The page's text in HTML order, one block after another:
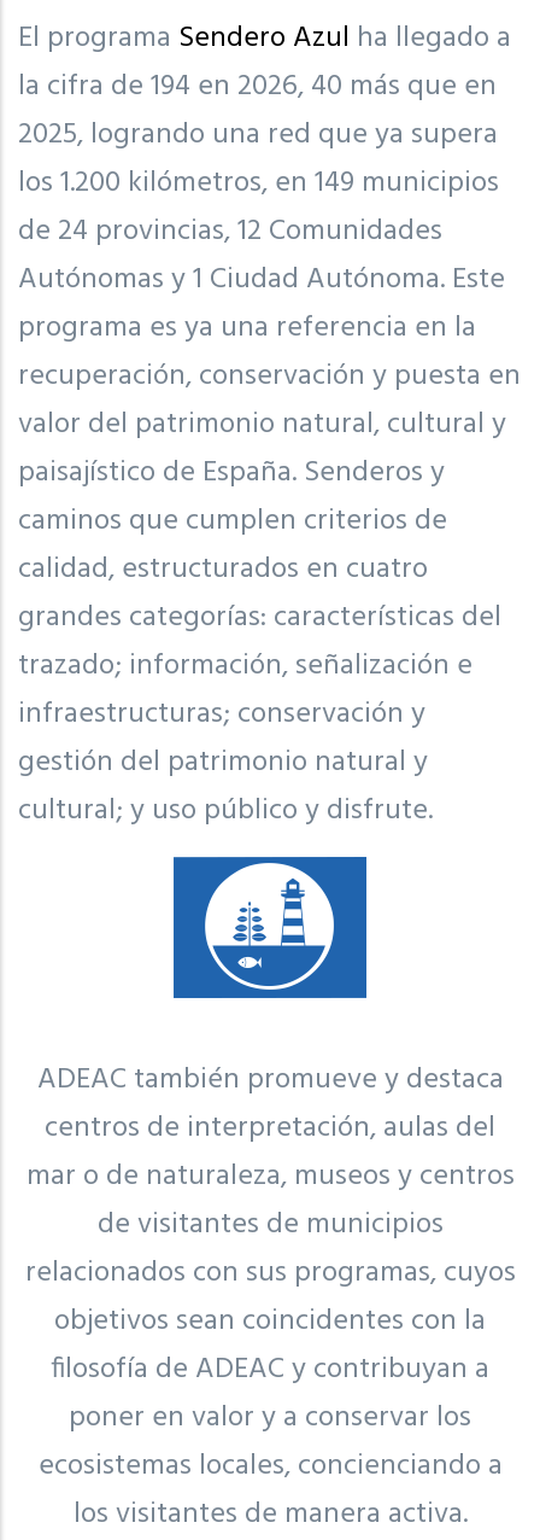
El programa Sendero Azul ha llegado a
la cifra de 194 en 2026, 40 más que en
2025, logrando una red que ya supera
los 1.200 kilómetros, en 149 municipios
de 24 provincias, 12 Comunidades
Autónomas y 1 Ciudad Autónoma. Este
programa es ya una referencia en la
recuperación, conservación y puesta en
valor del patrimonio natural, cultural y
paisajístico de España. Senderos y
caminos que cumplen criterios de
calidad, estructurados en cuatro
grandes categorías: características del
trazado; información, señalización e
infraestructuras; conservación y
gestión del patrimonio natural y
cultural; y uso público y disfrute.
ADEAC también promueve y destaca
centros de interpretación, aulas del
mar o de naturaleza, museos y centros
de visitantes de municipios
relacionados con sus programas, cuyos
objetivos sean coincidentes con la
filosofía de ADEAC y contribuyan a
poner en valor y a conservar los
ecosistemas locales, concienciando a
los visitantes de manera activa.